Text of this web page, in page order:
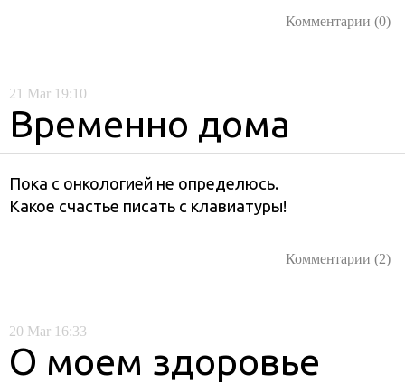
Комментарии (0)
21 Mar 19:10
Временно дома
Пока с онкологией не определюсь.
Какое счастье писать с клавиатуры!
Комментарии (2)
20 Mar 16:33
О моем здоровье